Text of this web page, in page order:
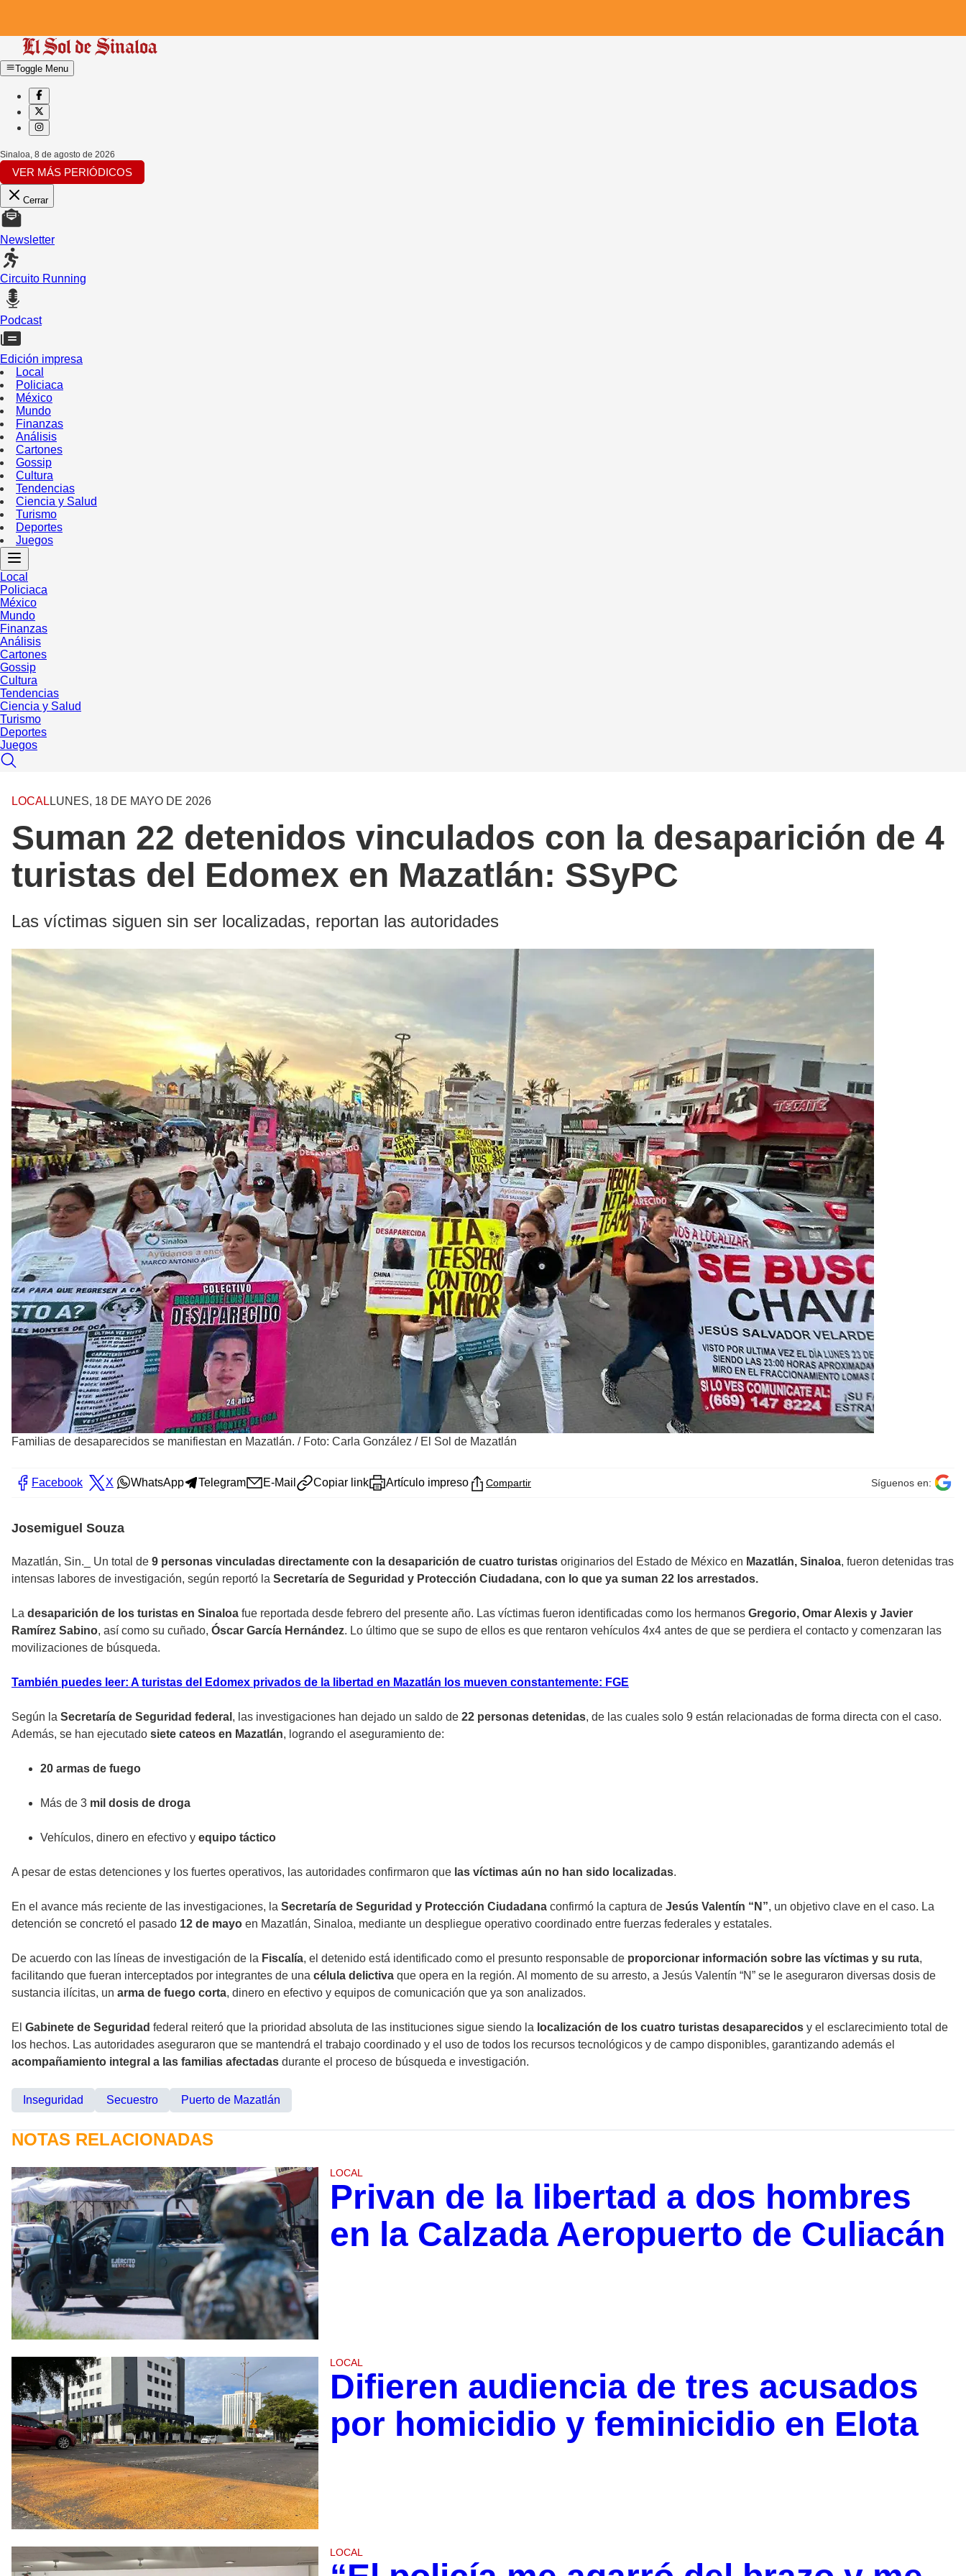
Toggle Menu
Sinaloa, 8 de agosto de 2026
VER MÁS PERIÓDICOS
Cerrar
Newsletter
Circuito Running
Podcast
Edición impresa
Local
Policiaca
México
Mundo
Finanzas
Análisis
Cartones
Gossip
Cultura
Tendencias
Ciencia y Salud
Turismo
Deportes
Juegos
Local
Policiaca
México
Mundo
Finanzas
Análisis
Cartones
Gossip
Cultura
Tendencias
Ciencia y Salud
Turismo
Deportes
Juegos
LOCAL LUNES, 18 DE MAYO DE 2026
Suman 22 detenidos vinculados con la desaparición de 4
turistas del Edomex en Mazatlán: SSyPC
Las víctimas siguen sin ser localizadas, reportan las autoridades
Familias de desaparecidos se manifiestan en Mazatlán. / Foto: Carla González / El Sol de Mazatlán
Facebook X WhatsApp Telegram E-Mail Copiar link Artículo impreso Compartir Síguenos en:
Josemiguel Souza
Mazatlán, Sin._ Un total de 9 personas vinculadas directamente con la desaparición de cuatro turistas originarios del Estado de México en Mazatlán, Sinaloa, fueron detenidas tras
intensas labores de investigación, según reportó la Secretaría de Seguridad y Protección Ciudadana, con lo que ya suman 22 los arrestados.
La desaparición de los turistas en Sinaloa fue reportada desde febrero del presente año. Las víctimas fueron identificadas como los hermanos Gregorio, Omar Alexis y Javier
Ramírez Sabino, así como su cuñado, Óscar García Hernández. Lo último que se supo de ellos es que rentaron vehículos 4x4 antes de que se perdiera el contacto y comenzaran las
movilizaciones de búsqueda.
También puedes leer: A turistas del Edomex privados de la libertad en Mazatlán los mueven constantemente: FGE
Según la Secretaría de Seguridad federal , las investigaciones han dejado un saldo de 22 personas detenidas, de las cuales solo 9 están relacionadas de forma directa con el caso.
Además, se han ejecutado siete cateos en Mazatlán, logrando el aseguramiento de:
20 armas de fuego
Más de 3 mil dosis de droga
Vehículos, dinero en efectivo y equipo táctico
A pesar de estas detenciones y los fuertes operativos, las autoridades confirmaron que las víctimas aún no han sido localizadas.
En el avance más reciente de las investigaciones, la Secretaría de Seguridad y Protección Ciudadana confirmó la captura de Jesús Valentín “N”, un objetivo clave en el caso. La
detención se concretó el pasado 12 de mayo en Mazatlán, Sinaloa, mediante un despliegue operativo coordinado entre fuerzas federales y estatales.
De acuerdo con las líneas de investigación de la Fiscalía, el detenido está identificado como el presunto responsable de proporcionar información sobre las víctimas y su ruta,
facilitando que fueran interceptados por integrantes de una célula delictiva que opera en la región. Al momento de su arresto, a Jesús Valentín “N” se le aseguraron diversas dosis de
sustancia ilícitas, un arma de fuego corta, dinero en efectivo y equipos de comunicación que ya son analizados.
El Gabinete de Seguridad federal reiteró que la prioridad absoluta de las instituciones sigue siendo la localización de los cuatro turistas desaparecidos y el esclarecimiento total de
los hechos. Las autoridades aseguraron que se mantendrá el trabajo coordinado y el uso de todos los recursos tecnológicos y de campo disponibles, garantizando además el
acompañamiento integral a las familias afectadas durante el proceso de búsqueda e investigación.
Inseguridad Secuestro Puerto de Mazatlán
NOTAS RELACIONADAS
LOCAL
Privan de la libertad a dos hombres
en la Calzada Aeropuerto de Culiacán
LOCAL
Difieren audiencia de tres acusados
por homicidio y feminicidio en Elota
LOCAL